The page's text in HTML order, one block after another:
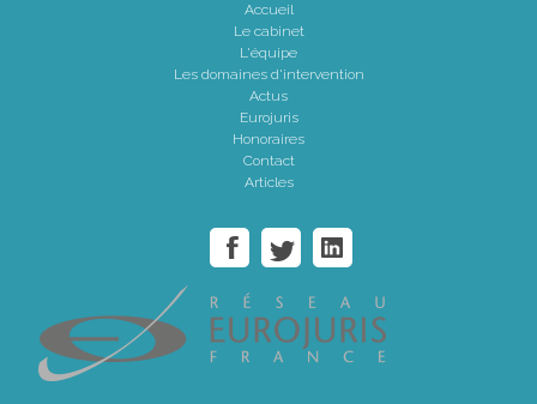
Accueil
Le cabinet
L'équipe
Les domaines d'intervention
Actus
Eurojuris
Honoraires
Contact
Articles